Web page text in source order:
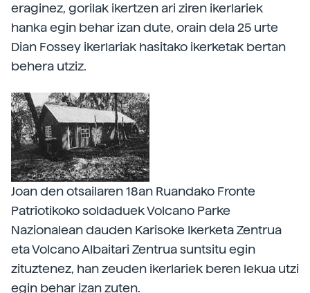
eraginez, gorilak ikertzen ari ziren ikerlariek
hanka egin behar izan dute, orain dela 25 urte
Dian Fossey ikerlariak hasitako ikerketak bertan
behera utziz.
Joan den otsailaren 18an Ruandako Fronte
Patriotikoko soldaduek Volcano Parke
Nazionalean dauden Karisoke Ikerketa Zentrua
eta Volcano Albaitari Zentrua suntsitu egin
zituztenez, han zeuden ikerlariek beren lekua utzi
egin behar izan zuten.